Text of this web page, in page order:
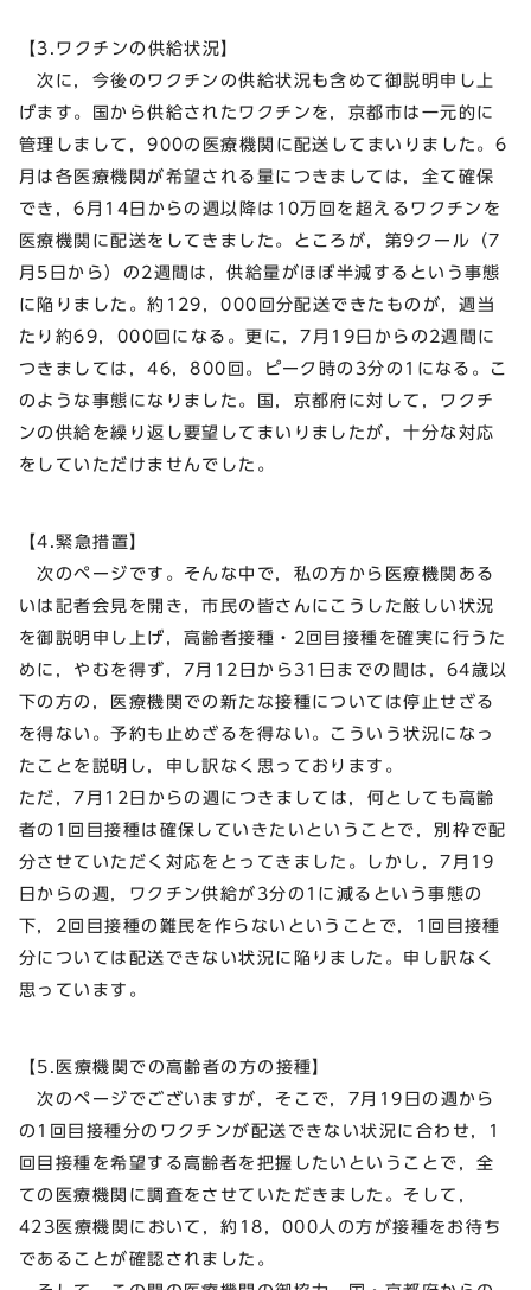
【3.ワクチンの供給状況】
次に，今後のワクチンの供給状況も含めて御説明申し上
げます。国から供給されたワクチンを，京都市は一元的に
管理しまして，900の医療機関に配送してまいりました。6
月は各医療機関が希望される量につきましては，全て確保
でき，6月14日からの週以降は10万回を超えるワクチンを
医療機関に配送をしてきました。ところが，第9クール（7
月5日から）の2週間は，供給量がほぼ半減するという事態
に陥りました。約129，000回分配送できたものが，週当
たり約69，000回になる。更に，7月19日からの2週間に
つきましては，46，800回。ピーク時の3分の1になる。こ
のような事態になりました。国，京都府に対して，ワクチ
ンの供給を繰り返し要望してまいりましたが，十分な対応
をしていただけませんでした。
【4.緊急措置】
次のページです。そんな中で，私の方から医療機関ある
いは記者会見を開き，市民の皆さんにこうした厳しい状況
を御説明申し上げ，高齢者接種・2回目接種を確実に行うた
めに，やむを得ず，7月12日から31日までの間は，64歳以
下の方の，医療機関での新たな接種については停止せざる
を得ない。予約も止めざるを得ない。こういう状況になっ
たことを説明し，申し訳なく思っております。
ただ，7月12日からの週につきましては，何としても高齢
者の1回目接種は確保していきたいということで，別枠で配
分させていただく対応をとってきました。しかし，7月19
日からの週，ワクチン供給が3分の1に減るという事態の
下，2回目接種の難民を作らないということで，1回目接種
分については配送できない状況に陥りました。申し訳なく
思っています。
【5.医療機関での高齢者の方の接種】
次のページでございますが，そこで，7月19日の週から
の1回目接種分のワクチンが配送できない状況に合わせ，1
回目接種を希望する高齢者を把握したいということで，全
ての医療機関に調査をさせていただきました。そして，
423医療機関において，約18，000人の方が接種をお待ち
であることが確認されました。